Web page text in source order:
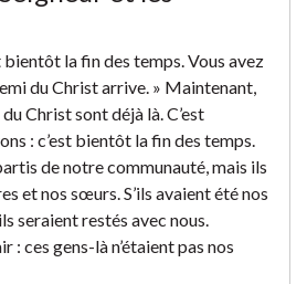
bientôt la fin des temps. Vous avez
du Christ arrive. » Maintenant,
Christ sont déjà là. C’est
: c’est bientôt la fin des temps.
de notre communauté, mais ils
et nos sœurs. S’ils avaient été nos
seraient restés avec nous.
: ces gens-là n’étaient pas nos